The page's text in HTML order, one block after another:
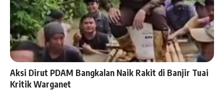
Aksi Dirut PDAM Bangkalan Naik Rakit di Banjir Tuai
Kritik Warganet